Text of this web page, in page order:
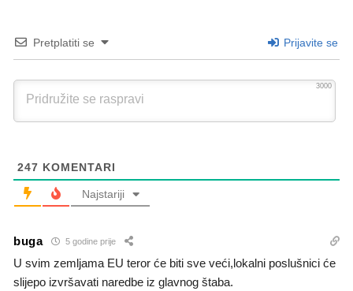
Pretplatiti se Prijavite se
3000
247 KOMENTARI
Najstariji
buga 5 godine prije
U svim zemljama EU teror će biti sve veći,lokalni poslušnici će
slijepo izvršavati naredbe iz glavnog štaba.